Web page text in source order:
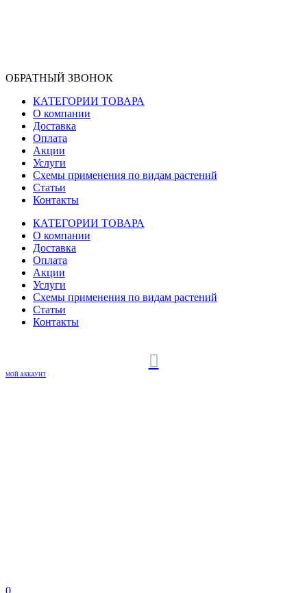
ОБРАТНЫЙ ЗВОНОК
КАТЕГОРИИ ТОВАРА
О компании
Доставка
Оплата
Акции
Услуги
Схемы применения по видам растений
Статьи
Контакты
КАТЕГОРИИ ТОВАРА
О компании
Доставка
Оплата
Акции
Услуги
Схемы применения по видам растений
Статьи
Контакты
МОЙ АККАУНТ
0